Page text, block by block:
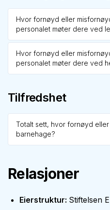
Hvor fornøyd eller
personalet møter dere ved
Hvor fornøyd eller
personalet møter dere ved
Tilfredshet
Totalt sett, hvor fornøyd
barnehage?
Relasjoner
Eierstruktur: Stiftelsen